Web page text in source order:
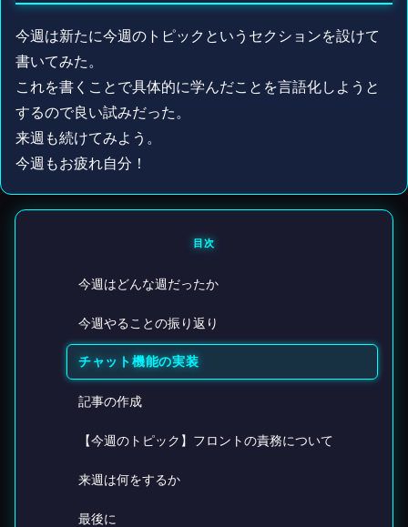
今週は新たに今週のトピックというセクションを設けて
書いてみた。
これを書くことで具体的に学んだことを言語化しようと
するので良い試みだった。
来週も続けてみよう。
今週もお疲れ自分！
目次
今週はどんな週だったか
今週やることの振り返り
チャット機能の実装
記事の作成
【今週のトピック】フロントの責務について
来週は何をするか
最後に